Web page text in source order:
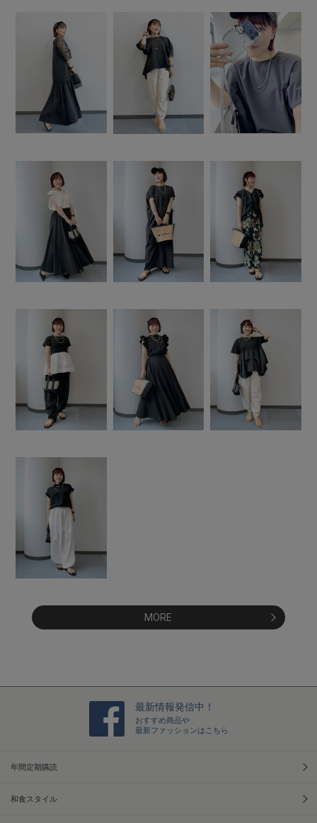
MORE
最新情報発信中！
おすすめ商品や
最新ファッションはこちら
年間定期購読
和食スタイル